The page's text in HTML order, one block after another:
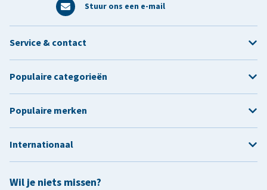
Stuur ons een e-mail
Wil je niets missen?
Service & contact
Populaire categorieën
Populaire merken
Internationaal